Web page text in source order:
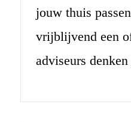
jouw thuis
vrijblijvend een
adviseurs